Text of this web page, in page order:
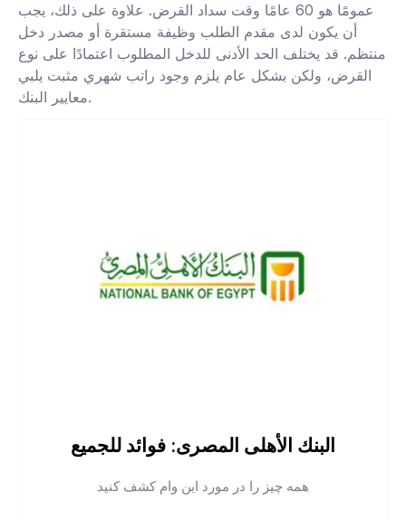
عمومًا هو 60 عامًا وقت سداد القرض. علاوة على ذلك، يجب
أن يكون لدى مقدم الطلب وظيفة مستقرة أو مصدر دخل
منتظم. قد يختلف الحد الأدنى للدخل المطلوب اعتمادًا على نوع
القرض، ولكن بشكل عام يلزم وجود راتب شهري مثبت يلبي
معايير البنك.
البنك الأهلى المصرى: فوائد للجميع
همه چیز را در مورد این وام کشف کنید